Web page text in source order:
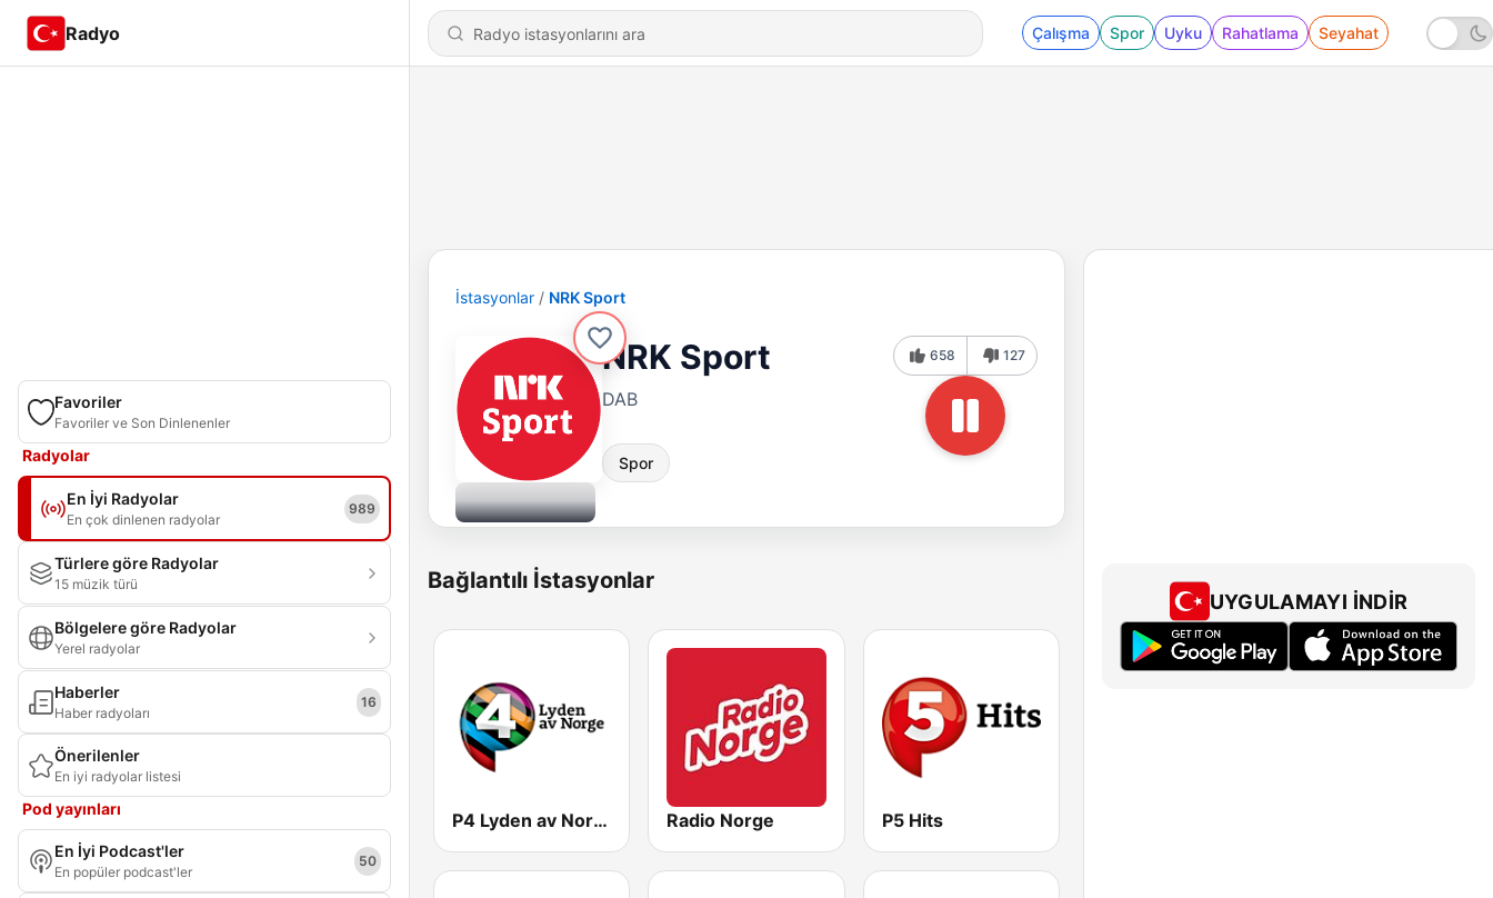
Radyo Çalışma Spor Uyku Rahatlama Seyahat
Favoriler
Favoriler ve Son Dinlenenler
Radyolar
En İyi Radyolar
En çok dinlenen radyolar
989
Türlere göre Radyolar
15 müzik türü
Bölgelere göre Radyolar
Yerel radyolar
Haberler
Haber radyoları
16
Önerilenler
En iyi radyolar listesi
Pod yayınları
En İyi Podcast'ler
En popüler podcast'ler
50
İstasyonlar NRK Sport
NRK Sport
DAB
Spor
658 127
Bağlantılı İstasyonlar
P4 Lyden av Norge Radio Norge P5 Hits
UYGULAMAYI İNDIR